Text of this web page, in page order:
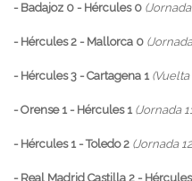
- Badajoz 0 - Hércules 0
- Hércules 2 - Mallorca 0
- Hércules 3 - Cartagena 1
- Orense 1 - Hércules 1 (Jornada
- Hércules 1 - Toledo 2 (Jornada
- Real Madrid Castilla 2 -